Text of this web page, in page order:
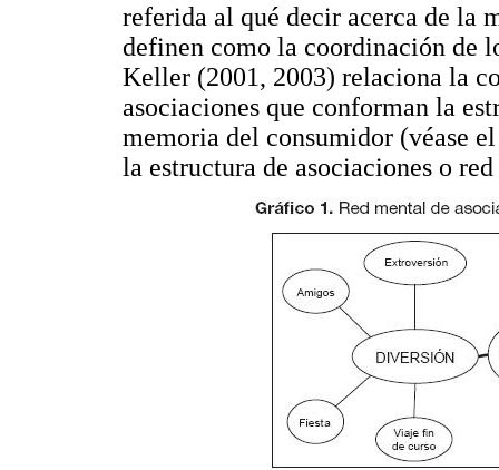
referida al qué decir acerca de la
definen como la coordinación de
Keller (2001, 2003) relaciona la
asociaciones que conforman la
memoria del consumidor (véase
la estructura de asociaciones o